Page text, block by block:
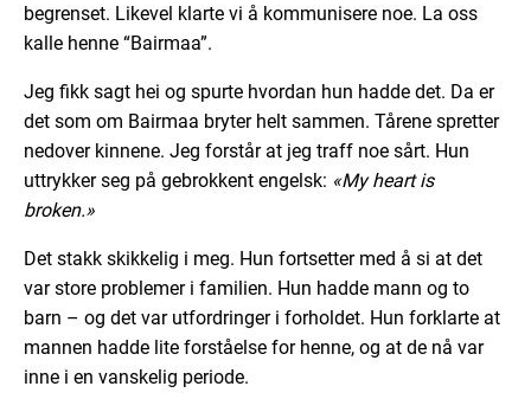
begrenset. Likevel klarte vi å kommunisere noe. La oss
kalle henne “Bairmaa”.
Jeg fikk sagt hei og spurte hvordan hun hadde det. Da er
det som om Bairmaa bryter helt sammen. Tårene spretter
nedover kinnene. Jeg forstår at jeg traff noe sårt. Hun
uttrykker seg på gebrokkent engelsk: «My heart is
broken.»
Det stakk skikkelig i meg. Hun fortsetter med å si at det
var store problemer i familien. Hun hadde mann og to
barn – og det var utfordringer i forholdet. Hun forklarte at
mannen hadde lite forståelse for henne, og at de nå var
inne i en vanskelig periode.